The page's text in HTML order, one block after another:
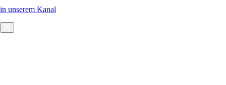
in unserem Kanal